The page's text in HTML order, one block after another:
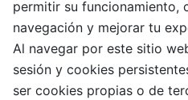
permitir su funcionamiento,
navegación y mejorar tu
Al navegar por este sitio
sesión y cookies
ser cookies propias o de